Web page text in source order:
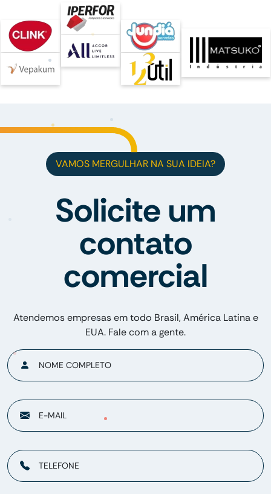
VAMOS MERGULHAR NA SUA IDEIA?
Solicite um
contato
comercial
Atendemos empresas em todo Brasil, América Latina e
EUA. Fale com a gente.
NOME COMPLETO
E-MAIL
TELEFONE